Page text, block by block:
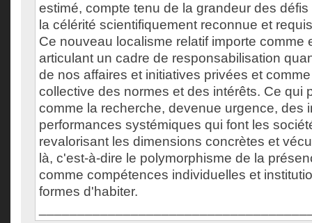
estimé, compte tenu de la grandeur des
la célérité scientifiquement reconnue et
Ce nouveau localisme relatif importe comme
articulant un cadre de responsabilisation
de nos affaires et initiatives privées et
collective des normes et des intérêts. Ce qui
comme la recherche, devenue urgence, des
performances systémiques qui font les
revalorisant les dimensions concrètes et
là, c'est-à-dire le polymorphisme de la
comme compétences individuelles et
formes d'habiter.